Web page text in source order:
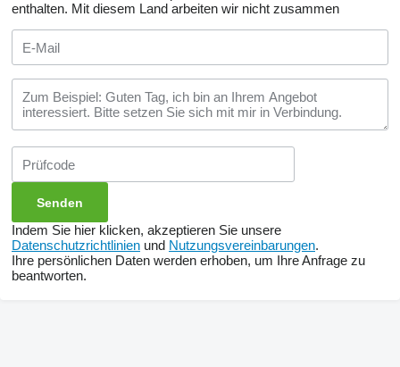
enthalten. Mit diesem Land arbeiten wir nicht zusammen
Indem Sie hier klicken, akzeptieren Sie unsere
Datenschutzrichtlinien und Nutzungsvereinbarungen.
Ihre persönlichen Daten werden erhoben, um Ihre Anfrage zu
beantworten.